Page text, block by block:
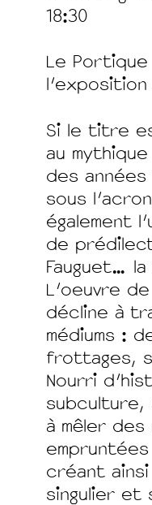
18:30
Le
Si le titre
au
des années
sous
également
de
Fauguet…
L’oeuvre
décline à
médiums :
frottages,
Nourri
subculture,
à mêler
créant ainsi
singulier et